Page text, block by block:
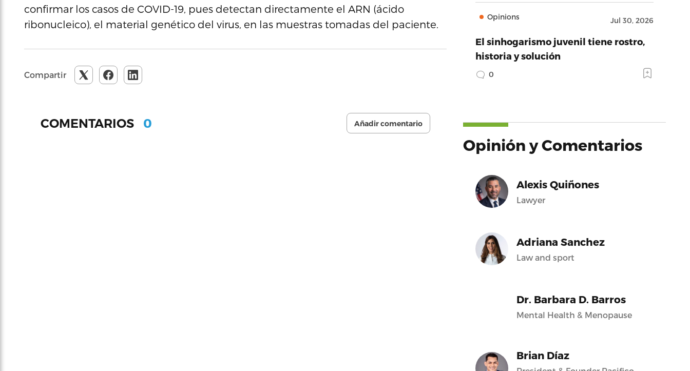
confirmar los casos de COVID-19, pues detectan directamente el ARN (ácido
ribonucleico), el material genético del virus, en las muestras tomadas del paciente.
Compartir
COMENTARIOS 0 Añadir comentario
Opinions Jul 30, 2026
El sinhogarismo juvenil tiene rostro,
historia y solución
0
Opinión y Comentarios
Alexis Quiñones
Lawyer
Adriana Sanchez
Law and sport
Dr. Barbara D. Barros
Mental Health & Menopause
Brian Díaz